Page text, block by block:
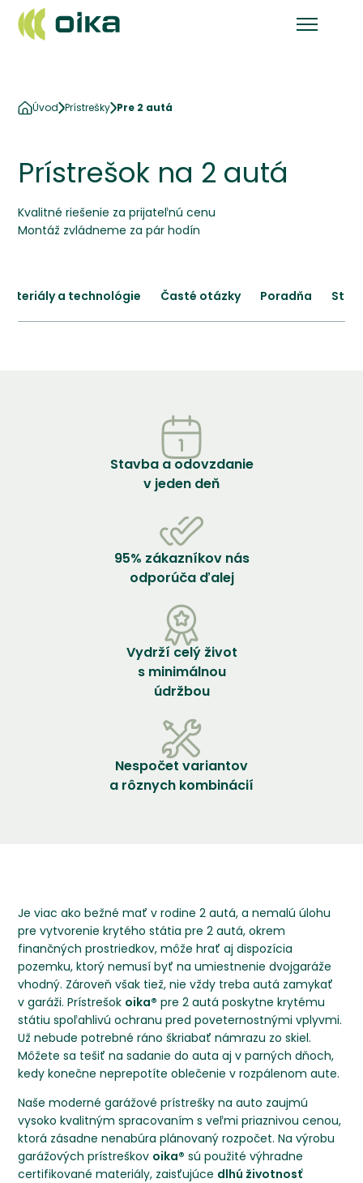
Úvod Prístrešky Pre 2 autá
Prístrešok na 2 autá
Kvalitné riešenie za prijateľnú cenu
Montáž zvládneme za pár hodín
a technológie Časté otázky Poradňa
Stavba a odovzdanie
v jeden deň
95% zákazníkov nás
odporúča ďalej
Vydrží celý život
s minimálnou
údržbou
Nespočet variantov
a rôznych kombinácií
Je viac ako bežné mať v rodine 2 autá, a nemalú úlohu
pre vytvorenie krytého státia pre 2 autá, okrem
finančných prostriedkov, môže hrať aj dispozícia
pozemku, ktorý nemusí byť na umiestnenie dvojgaráže
vhodný. Zároveň však tiež, nie vždy treba autá zamykať
v garáži. Prístrešok oika® pre 2 autá poskytne krytému
státiu spoľahlivú ochranu pred poveternostnými vplyvmi.
Už nebude potrebné ráno škriabať námrazu zo skiel.
Môžete sa tešiť na sadanie do auta aj v parných dňoch,
kedy konečne neprepotíte oblečenie v rozpálenom aute.
Naše moderné garážové prístrešky na auto zaujmú
vysoko kvalitným spracovaním s veľmi priaznivou cenou,
ktorá zásadne nenabúra plánovaný rozpočet. Na výrobu
garážových prístreškov oika® sú použité výhradne
certifikované materiály, zaisťujúce dlhú životnosť